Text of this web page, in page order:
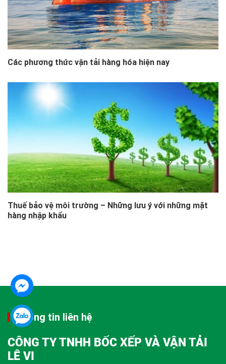
Các phương thức vận tải hàng hóa hiện nay
Thuế bảo vệ môi trường – Những lưu ý với những mặt
hàng nhập khẩu
Thông tin liên hệ
CÔNG TY TNHH BỐC XẾP VÀ VẬN TẢI
LÊ VI